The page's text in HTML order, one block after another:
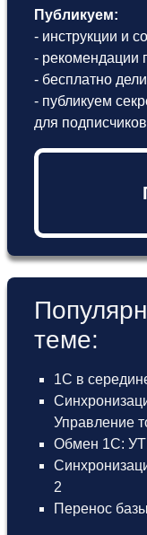
Публикуем:
- инструкции и
- рекомендации
- бесплатно
- публикуем
для
теме:
1С в
Управление
Обмен 1С:
2
Перенос